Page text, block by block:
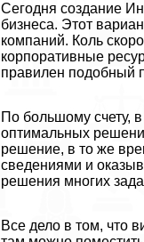
Сегодня создание
бизнеса. Этот
компаний. Коль
корпоративные
правилен подобный
По большому счету,
оптимальных
решение, в то же
сведениями и
решения многих
Все дело в том, что